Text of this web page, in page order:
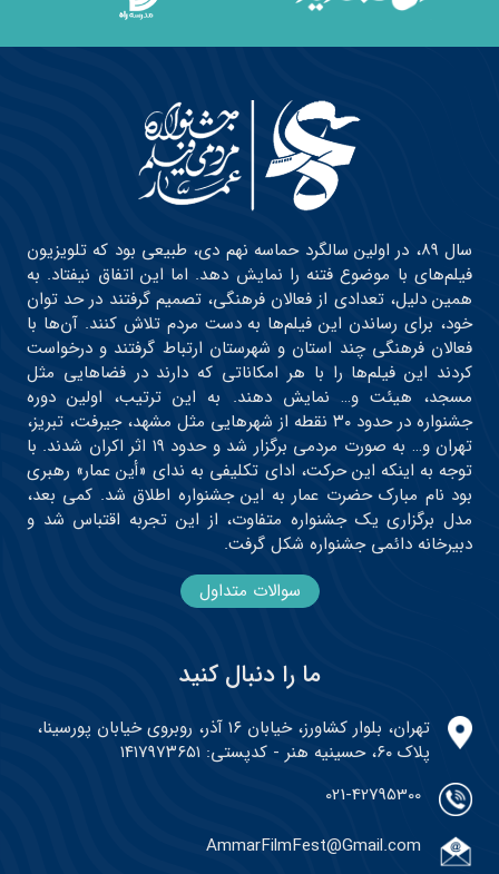
سال ۸۹، در اولین سالگرد حماسه نهم دی، طبیعی بود که تلویزیون
فیلم‌های با موضوع فتنه را نمایش دهد. اما این اتفاق نیفتاد. به
همین دلیل، تعدادی از فعالان فرهنگی، تصمیم گرفتند در حد توان
خود، برای رساندن این فیلم‌ها به دست مردم تلاش کنند. آن‌ها با
فعالان فرهنگی چند استان و شهرستان ارتباط گرفتند و درخواست
کردند این فیلم‌ها را با هر امکاناتی که دارند در فضاهایی مثل
مسجد، هیئت و… نمایش دهند. به این ترتیب، اولین دوره
جشنواره در حدود ۳۰ نقطه از شهرهایی مثل مشهد، جیرفت، تبریز،
تهران و… به صورت مردمی برگزار شد و حدود ۱۹ اثر اکران شدند. با
توجه به اینکه این حرکت، ادای تکلیفی به ندای «أین عمار» رهبری
بود نام مبارک حضرت عمار به این جشنواره اطلاق شد. کمی بعد،
مدل برگزاری یک جشنواره متفاوت، از این تجربه اقتباس شد و
دبیرخانه دائمی جشنواره شکل گرفت.
سوالات متداول
ما را دنبال کنید
تهران، بلوار کشاورز، خیابان ۱۶ آذر، روبروی خیابان پورسینا،
پلاک ۶۰، حسینیه هنر - کدپستی: ۱۴۱۷۹۷۳۶۵۱
021-42795300
AmmarFilmFest@Gmail.com